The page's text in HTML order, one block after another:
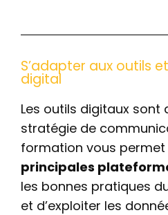
S’adapter aux outils
digital
Les outils digitaux
stratégie de
formation vous permet
principales
les bonnes pratiques
et d’exploiter les